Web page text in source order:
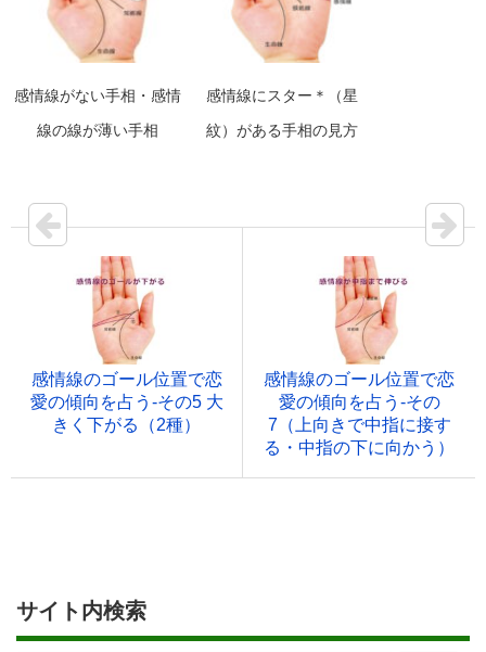
感情線がない手相・感情
線の線が薄い手相
感情線にスター＊（星
紋）がある手相の見方
感情線のゴール位置で恋
愛の傾向を占う‐その5 大
きく下がる（2種）
感情線のゴール位置で恋
愛の傾向を占う‐その
7（上向きで中指に接す
る・中指の下に向かう）
サイト内検索